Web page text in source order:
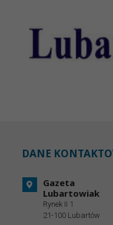
DANE
Gazeta
Lubartowiak
Rynek II 1
21-100 Lubartów